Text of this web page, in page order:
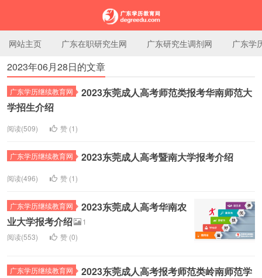
广东学历教育网
网站主页 广东在职研究生网 广东研究生调剂网 广东学
2023年06月28日的文章
广东学历继续教育网
2023东莞成人高考师范类报考华南师范大
学招生介绍
阅读(509) 赞 (1)
广东学历继续教育网 2023东莞成人高考暨南大学报考介绍
阅读(496) 赞 (1)
广东学历继续教育网
2023东莞成人高考华南农
业大学报考介绍
1
阅读(553)
赞 (0)
广东学历继续教育网
2023东莞成人高考报考师范类岭南师范学